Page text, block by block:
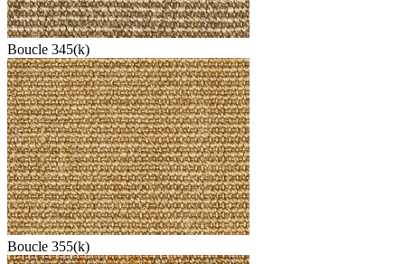
Boucle 345(k)
Boucle 355(k)